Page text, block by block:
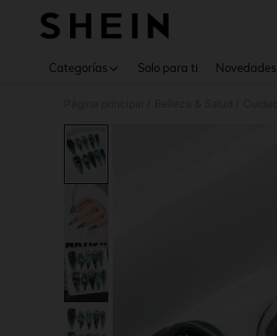
Categorías Solo para ti Novedades